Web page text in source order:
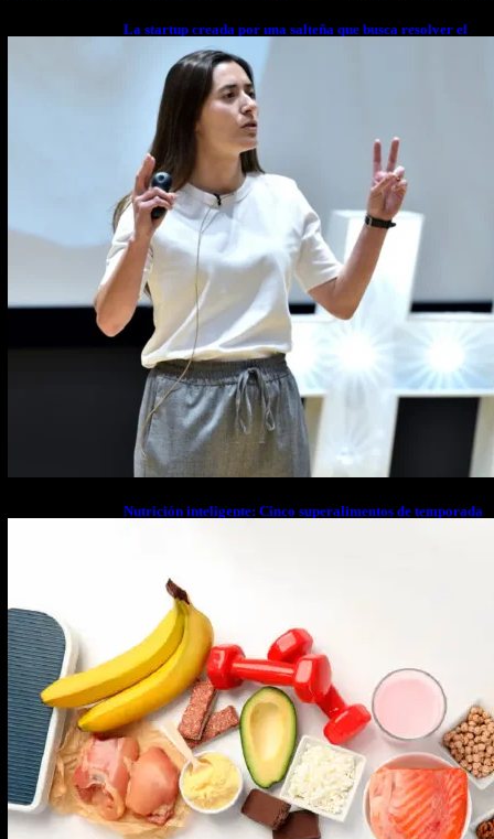
La startup creada por una salteña que busca resolver el
estrés financiero en Latinoamérica
Nutrición inteligente: Cinco superalimentos de temporada